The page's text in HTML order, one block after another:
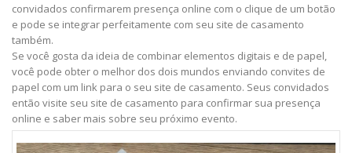
convidados confirmarem presença online com o clique de um botão
e pode se integrar perfeitamente com seu site de casamento
também.
Se você gosta da ideia de combinar elementos digitais e de papel,
você pode obter o melhor dos dois mundos enviando convites de
papel com um link para o seu site de casamento. Seus convidados
então visite seu site de casamento para confirmar sua presença
online e saber mais sobre seu próximo evento.